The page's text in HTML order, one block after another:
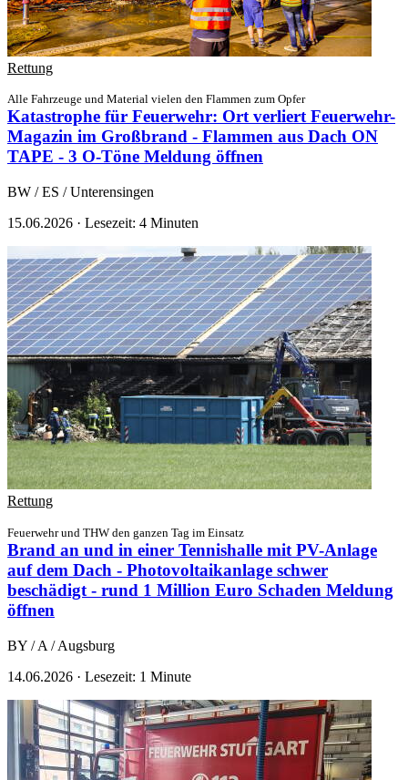
Rettung
Alle Fahrzeuge und Material vielen den Flammen zum Opfer
Katastrophe für Feuerwehr: Ort verliert Feuerwehr-
Magazin im Großbrand - Flammen aus Dach ON
TAPE - 3 O-Töne Meldung öffnen
BW / ES / Unterensingen
15.06.2026 · Lesezeit: 4 Minuten
Rettung
Feuerwehr und THW den ganzen Tag im Einsatz
Brand an und in einer Tennishalle mit PV-Anlage
auf dem Dach - Photovoltaikanlage schwer
beschädigt - rund 1 Million Euro Schaden Meldung
öffnen
BY / A / Augsburg
14.06.2026 · Lesezeit: 1 Minute